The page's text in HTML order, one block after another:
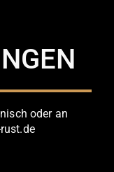
oder an